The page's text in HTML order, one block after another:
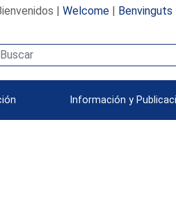
| Welcome| Benvinguts
Información y